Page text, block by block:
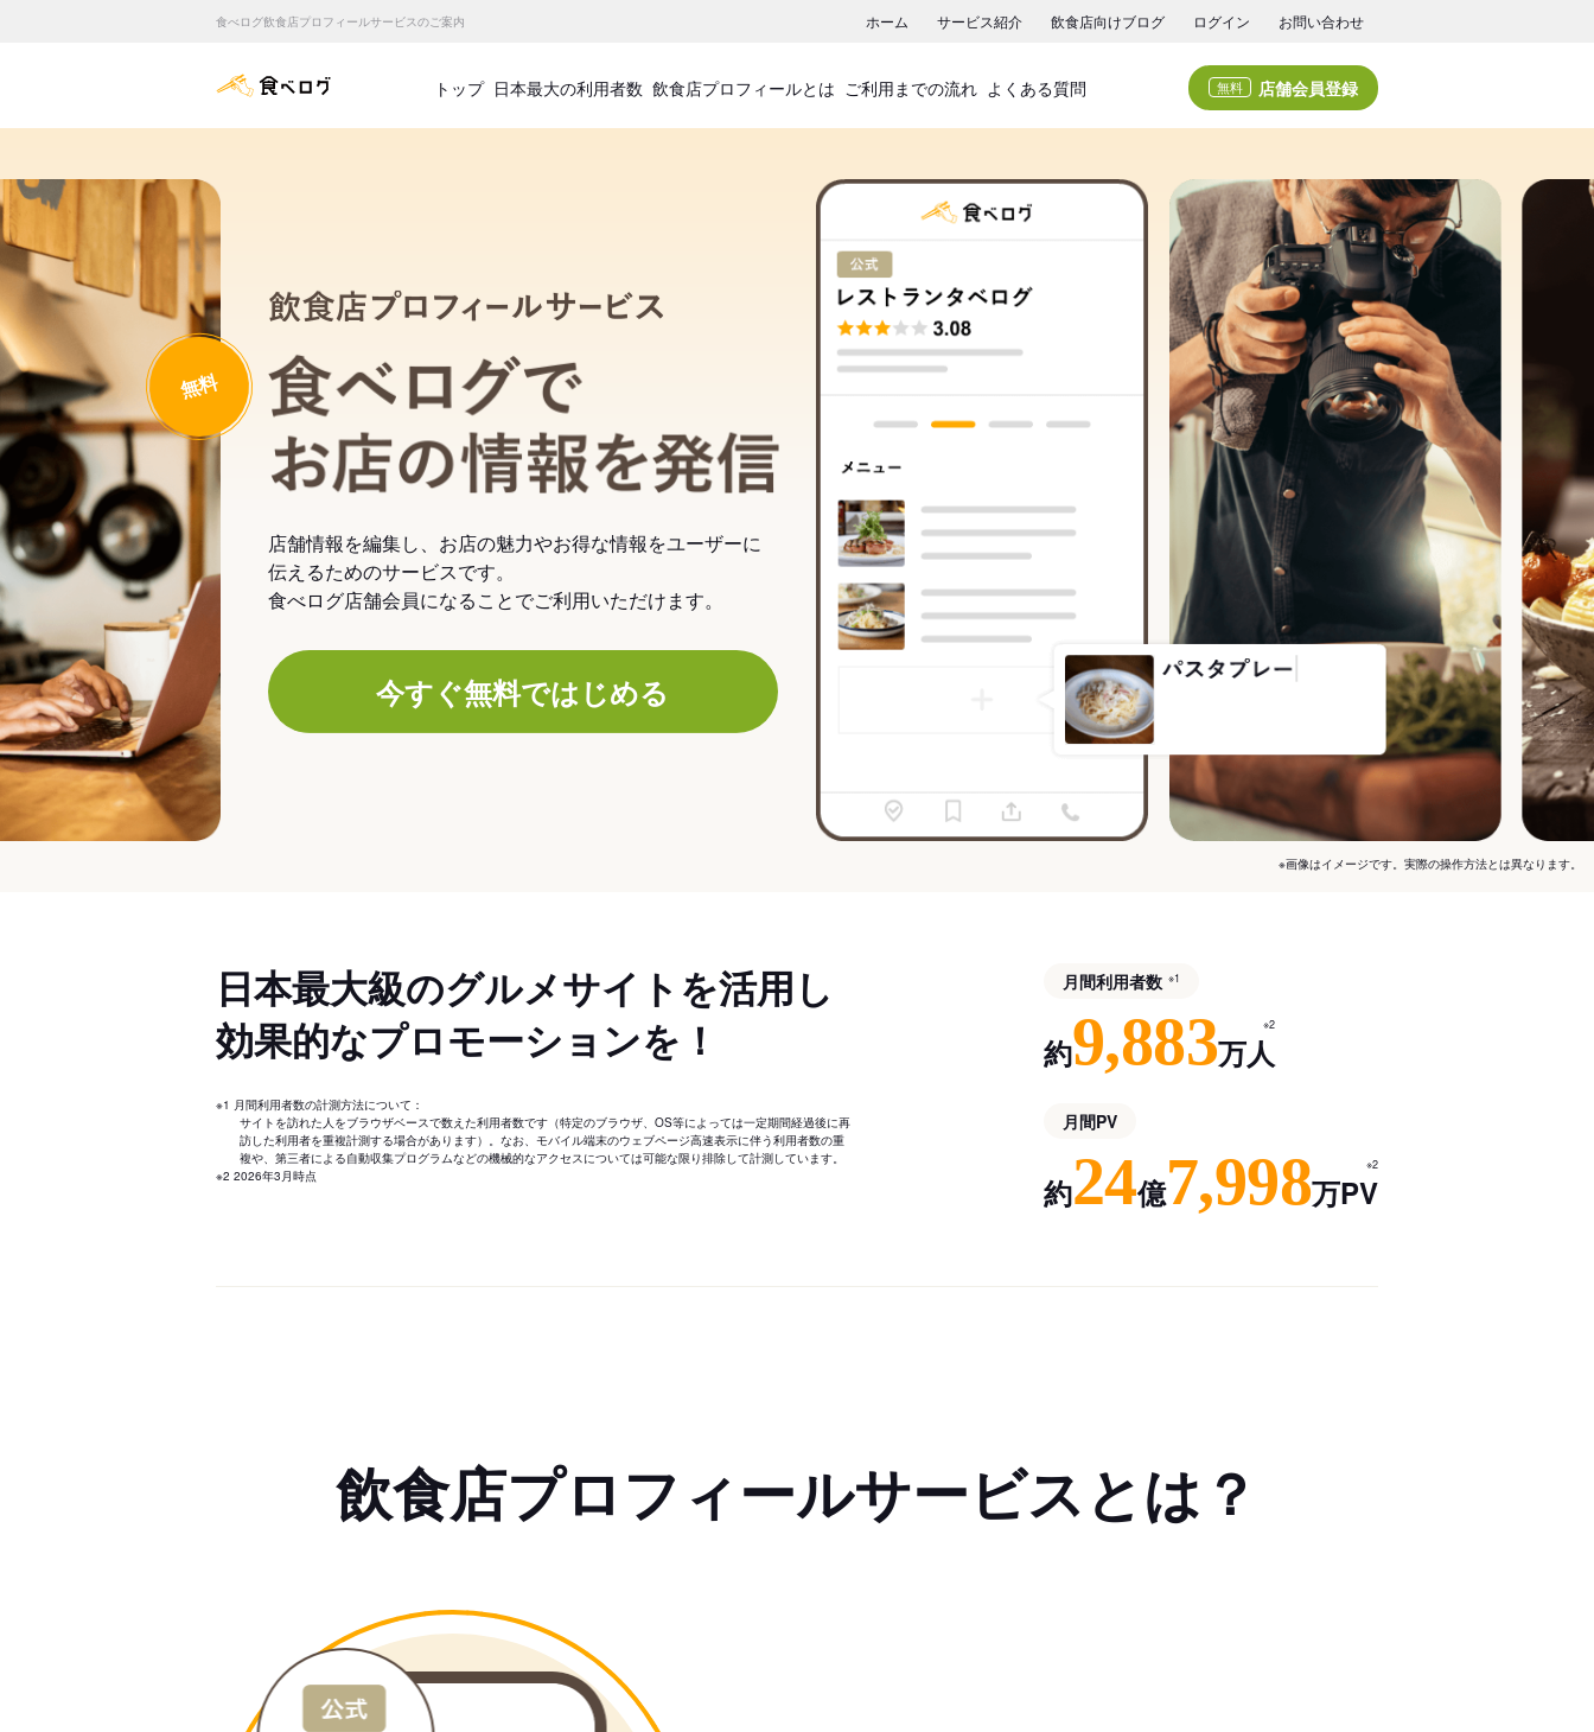
食べログ飲食店プロフィールサービスのご案内 ホーム サービス紹介 飲食店向けブログ ログイン お問い合わせ
食べログ店舗管理画面
トップ 日本最大の利用者数 飲食店プロフィールとは ご利用までの流れ よくある質問 無料 店舗会員登録
飲食店プロフィールサービス
食べログでお店の情報を発信
無料
店舗情報を編集し、お店の魅力やお得な情報をユーザーに
伝えるためのサービスです。
食べログ店舗会員になることでご利用いただけます。
今すぐ無料ではじめる
※画像はイメージです。実際の操作方法とは異なります。
日本最大級のグルメサイトを活用し
効果的なプロモーションを！
※1 月間利用者数の計測方法について：
サイトを訪れた人をブラウザベースで数えた利用者数です（特定のブラウザ、OS等によっては一定期間経過後に再
訪した利用者を重複計測する場合があります）。なお、モバイル端末のウェブページ高速表示に伴う利用者数の重
複や、第三者による自動収集プログラムなどの機械的なアクセスについては可能な限り排除して計測しています。
※2 2026年3月時点
月間利用者数 ※1
約9,883万人
※2
月間PV
約24億7,998万PV
※2
飲食店プロフィールサービスとは？